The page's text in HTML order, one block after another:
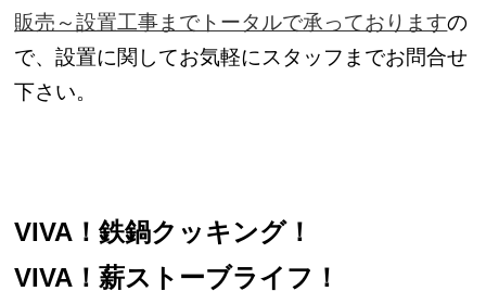
販売～設置工事までトータルで承っておりますの
で、設置に関してお気軽にスタッフまでお問合せ
下さい。
VIVA！鉄鍋クッキング！
VIVA！薪ストーブライフ！